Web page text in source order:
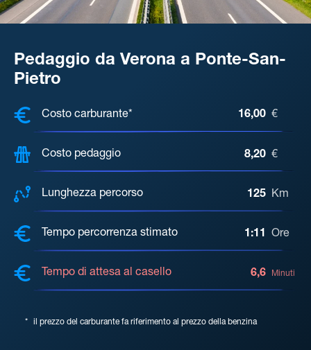
Pedaggio da Verona a Ponte-San-
Pietro
COSTI, DISTANZA, TEMPO DI
Costo carburante* 16,00 €
Costo pedaggio 8,20 €
Lunghezza percorso 125 Km
Tempo percorrenza stimato 1:11 Ore
Tempo di attesa al casello 6,6 Minuti
* il prezzo del carburante fa riferimento al prezzo della benzina